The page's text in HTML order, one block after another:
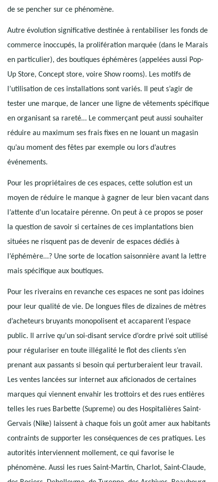
de se pencher sur ce phénomène.
Autre évolution significative destinée à rentabiliser les fonds de
commerce inoccupés, la prolifération marquée (dans le Marais
en particulier), des boutiques éphémères (appelées aussi Pop-
Up Store, Concept store, voire Show rooms). Les motifs de
l’utilisation de ces installations sont variés. Il peut s’agir de
tester une marque, de lancer une ligne de vêtements spécifique
en organisant sa rareté… Le commerçant peut aussi souhaiter
réduire au maximum ses frais fixes en ne louant un magasin
qu’au moment des fêtes par exemple ou lors d’autres
événements.
Pour les propriétaires de ces espaces, cette solution est un
moyen de réduire le manque à gagner de leur bien vacant dans
l’attente d’un locataire pérenne. On peut à ce propos se poser
la question de savoir si certaines de ces implantations bien
situées ne risquent pas de devenir de espaces dédiés à
l’éphémère…? Une sorte de location saisonnière avant la lettre
mais spécifique aux boutiques.
Pour les riverains en revanche ces espaces ne sont pas idoines
pour leur qualité de vie. De longues files de dizaines de mètres
d’acheteurs bruyants monopolisent et accaparent l’espace
public. Il arrive qu’un soi-disant service d’ordre privé soit utilisé
pour régulariser en toute illégalité le flot des clients s’en
prenant aux passants si besoin qui perturberaient leur travail.
Les ventes lancées sur internet aux aficionados de certaines
marques qui viennent envahir les trottoirs et des rues entières
telles les rues Barbette (Supreme) ou des Hospitalières Saint-
Gervais (Nike) laissent à chaque fois un goût amer aux habitants
contraints de supporter les conséquences de ces pratiques. Les
autorités interviennent mollement, ce qui favorise le
phénomène. Aussi les rues Saint-Martin, Charlot, Saint-Claude,